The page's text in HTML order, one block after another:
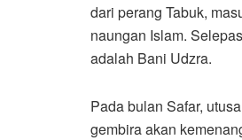
dari perang Tabuk,
naungan Islam.
adalah Bani Udzra.
Pada bulan Safar,
gembira akan